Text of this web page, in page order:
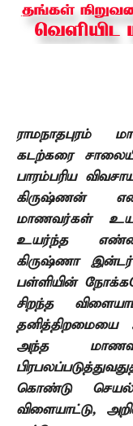
ராமநாதபுரம்
கடற்கரை
பாரம்பரிய
கிருஷ்ணன்
மாணவர்கள்
உயர்ந்த
கிருஷ்ணா
பள்ளியின்
சிறந்த
தனித்திறமையை
அந்த
கொண்டு
விளையாட்டு,